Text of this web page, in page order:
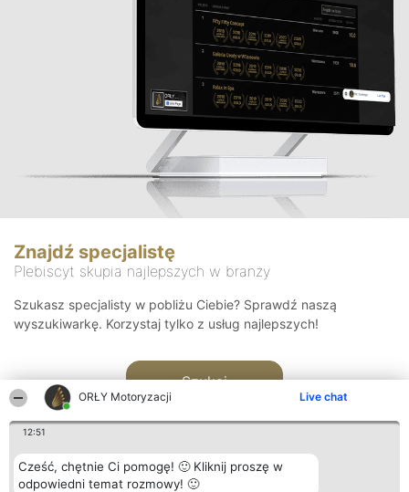
ORŁY Motoryzacji Live chat
12:51
Cześć, chętnie Ci pomogę! 🙂 Kliknij proszę w
odpowiedni temat rozmowy! 🙂
Znajdź specjalistę
Plebiscyt skupia najlepszych w branży
Szukasz specjalisty w pobliżu Ciebie? Sprawdź naszą
wyszukiwarkę. Korzystaj tylko z usług najlepszych!
Szukaj